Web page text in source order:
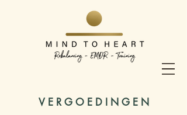
V E R G O E D I N G E N